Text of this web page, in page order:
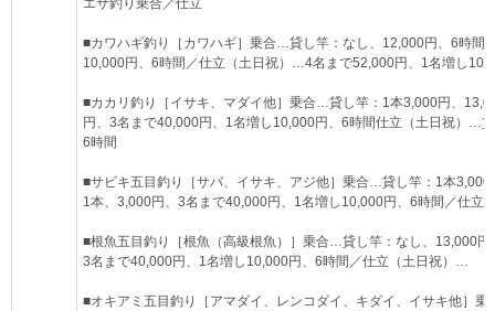
エサ釣り乗合／仕立
■カワハギ釣り［カワハギ］乗合…貸し竿：なし、12,000円、6時
10,000円、6時間／仕立（土日祝）…4名まで52,000円、1名増し
■カカリ釣り［イサキ、マダイ他］乗合…貸し竿：1本3,000円、
円、3名まで40,000円、1名増し10,000円、6時間仕立（土日祝）…
6時間
■サビキ五目釣り［サバ、イサキ、アジ他］乗合…貸し竿：1本
1本、3,000円、3名まで40,000円、1名増し10,000円、6時間／仕立
■根魚五目釣り［根魚（高級根魚）］乗合…貸し竿：なし、13,000
3名まで40,000円、1名増し10,000円、6時間／仕立（土日祝）…
■オキアミ五目釣り［アマダイ、レンコダイ、キダイ、イサキ他］